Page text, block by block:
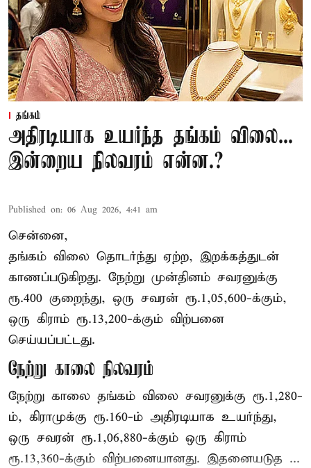
தங்கம்
அதிரடியாக உயர்ந்த தங்கம் விலை...
இன்றைய நிலவரம் என்ன.?
Published on: 06 Aug 2026, 4:41 am
சென்னை,
தங்கம் விலை தொடர்ந்து ஏற்ற, இறக்கத்துடன்
காணப்படுகிறது. நேற்று முன்தினம் சவரனுக்கு
ரூ.400 குறைந்து, ஒரு சவரன் ரூ.1,05,600-க்கும்,
ஒரு கிராம் ரூ.13,200-க்கும் விற்பனை
செய்யப்பட்டது.
நேற்று காலை நிலவரம்
நேற்று காலை தங்கம் விலை சவரனுக்கு ரூ.1,280-
ம், கிராமுக்கு ரூ.160-ம் அதிரடியாக உயர்ந்து,
ஒரு சவரன் ரூ.1,06,880-க்கும் ஒரு கிராம்
ரூ.13,360-க்கும் விற்பனையானது. இதனையடுத ...